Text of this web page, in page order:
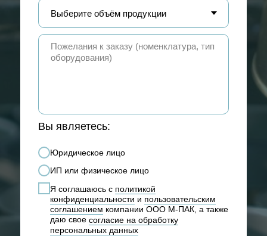
Вы являетесь:
Юридическое лицо
ИП или физическое лицо
Я соглашаюсь с политикой
конфиденциальности и пользовательским
соглашением компании ООО М-ПАК, а также
даю свое согласие на обработку
персональных данных